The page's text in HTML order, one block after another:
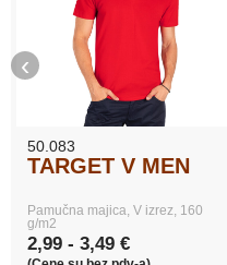
50.083
TARGET V MEN
Pamučna majica, V izrez, 160
g/m2
2,99 - 3,49 €
‹